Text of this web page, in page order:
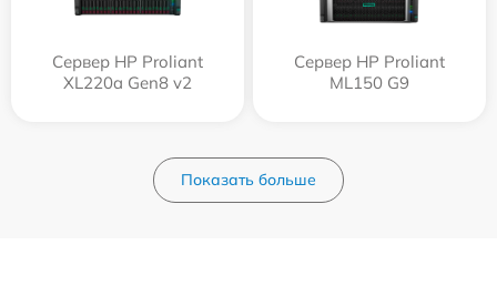
Сервер HP Proliant
XL220a Gen8 v2
Сервер HP Proliant
ML150 G9
Показать больше